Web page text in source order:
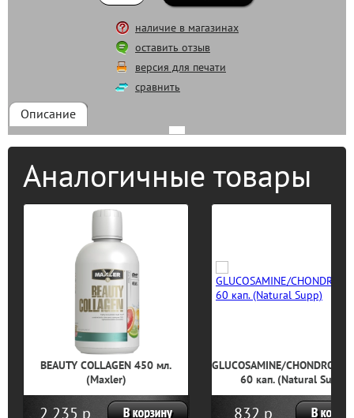
наличие в магазинах
оставить отзыв
версия для печати
сравнить
Описание
Аналогичные товары
BEAUTY COLLAGEN 450 мл.
(Maxler)
2 235 р
GLUCOSAMINE/CHONDROITIN/
60 кап. (Natural Supp)
832 р